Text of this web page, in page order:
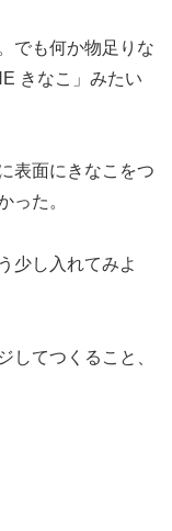
でも何か物足りな
きなこ」みたい
表面にきなこをつ
った。
少し入れてみよ
してつくること、